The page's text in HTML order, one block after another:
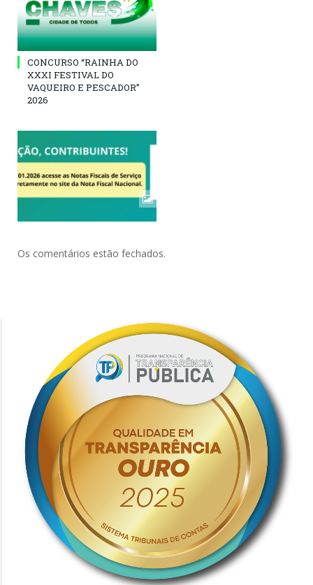
CONCURSO “RAINHA DO
XXXI FESTIVAL DO
VAQUEIRO E PESCADOR”
2026
Os comentários estão fechados.